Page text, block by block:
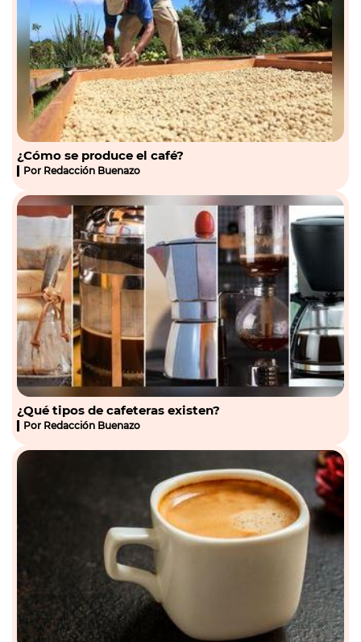
¿Cómo se produce el café?
Por Redacción Buenazo
¿Qué tipos de cafeteras existen?
Por Redacción Buenazo